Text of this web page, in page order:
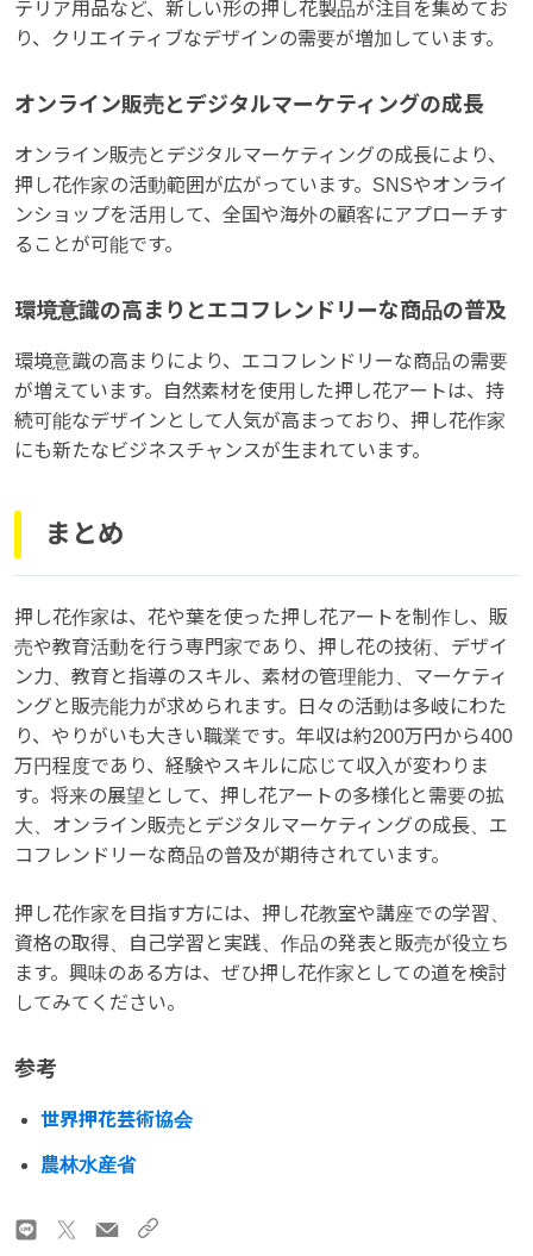
テリア用品など、新しい形の押し花製品が注目を集めてお
り、クリエイティブなデザインの需要が増加しています。
オンライン販売とデジタルマーケティングの成長
オンライン販売とデジタルマーケティングの成長により、
押し花作家の活動範囲が広がっています。SNSやオンライ
ンショップを活用して、全国や海外の顧客にアプローチす
ることが可能です。
環境意識の高まりとエコフレンドリーな商品の普及
環境意識の高まりにより、エコフレンドリーな商品の需要
が増えています。自然素材を使用した押し花アートは、持
続可能なデザインとして人気が高まっており、押し花作家
にも新たなビジネスチャンスが生まれています。
まとめ
押し花作家は、花や葉を使った押し花アートを制作し、販
売や教育活動を行う専門家であり、押し花の技術、デザイ
ン力、教育と指導のスキル、素材の管理能力、マーケティ
ングと販売能力が求められます。日々の活動は多岐にわた
り、やりがいも大きい職業です。年収は約200万円から400
万円程度であり、経験やスキルに応じて収入が変わりま
す。将来の展望として、押し花アートの多様化と需要の拡
大、オンライン販売とデジタルマーケティングの成長、エ
コフレンドリーな商品の普及が期待されています。
押し花作家を目指す方には、押し花教室や講座での学習、
資格の取得、自己学習と実践、作品の発表と販売が役立ち
ます。興味のある方は、ぜひ押し花作家としての道を検討
してみてください。
参考
世界押花芸術協会
農林水産省